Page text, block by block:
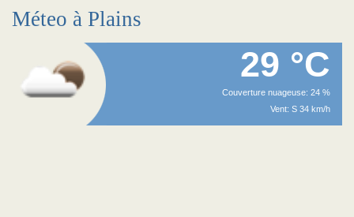
Méteo à Plains
29 °C
Couverture nuageuse: 24 %
Vent: S 34 km/h